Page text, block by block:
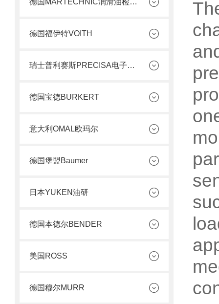
德国MARTECHNIC润滑油检测套件
德国福伊特VOITH
瑞士普利赛斯PRECISA电子天平
德国宝德BURKERT
意大利OMAL欧玛尔
德国堡盟Baumer
日本YUKEN油研
德国本德尔BENDER
美国ROSS
德国穆尔MURR